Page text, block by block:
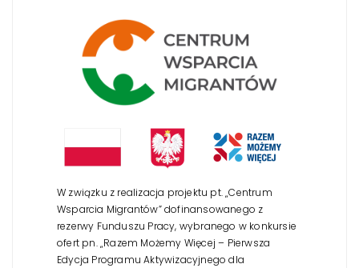
W związku z realizacja projektu pt. „Centrum
Wsparcia Migrantów” dofinansowanego z
rezerwy Funduszu Pracy, wybranego w konkursie
ofert pn. „Razem Możemy Więcej – Pierwsza
Edycja Programu Aktywizacyjnego dla